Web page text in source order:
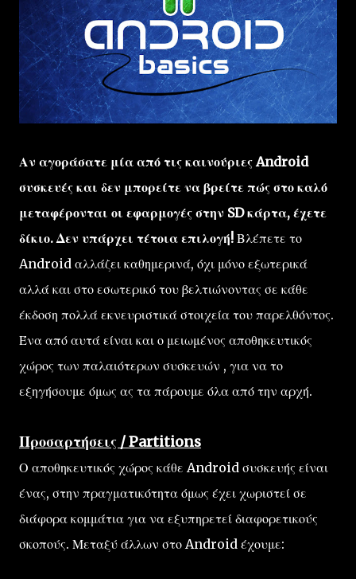
Αν αγοράσατε μία από τις καινούριες Android
συσκευές και δεν μπορείτε να βρείτε πώς στο καλό
μεταφέρονται οι εφαρμογές στην SD κάρτα, έχετε
δίκιο. Δεν υπάρχει τέτοια επιλογή! Βλέπετε το
Android αλλάζει καθημερινά, όχι μόνο εξωτερικά
αλλά και στο εσωτερικό του βελτιώνοντας σε κάθε
έκδοση πολλά εκνευριστικά στοιχεία του παρελθόντος.
Ένα από αυτά είναι και ο μειωμένος αποθηκευτικός
χώρος των παλαιότερων συσκευών , για να το
εξηγήσουμε όμως ας τα πάρουμε όλα από την αρχή.
Προσαρτήσεις / Partitions
Ο αποθηκευτικός χώρος κάθε Android συσκευής είναι
ένας, στην πραγματικότητα όμως έχει χωριστεί σε
διάφορα κομμάτια για να εξυπηρετεί διαφορετικούς
σκοπούς. Μεταξύ άλλων στο Android έχουμε: